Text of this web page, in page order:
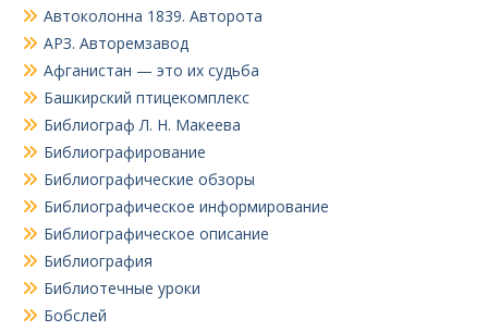
Автоколонна 1839. Авторота
АРЗ. Авторемзавод
Афганистан — это их судьба
Башкирский птицекомплекс
Библиограф Л. Н. Макеева
Библиографирование
Библиографические обзоры
Библиографическое информирование
Библиографическое описание
Библиография
Библиотечные уроки
Бобслей